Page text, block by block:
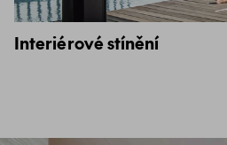
Interiérové stínění